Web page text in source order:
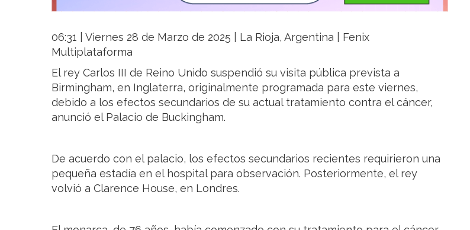
06:31 | Viernes 28 de Marzo de 2025 | La Rioja, Argentina | Fenix
Multiplataforma
El rey Carlos III de Reino Unido suspendió su visita pública prevista a
Birmingham, en Inglaterra, originalmente programada para este viernes,
debido a los efectos secundarios de su actual tratamiento contra el cáncer,
anunció el Palacio de Buckingham.
De acuerdo con el palacio, los efectos secundarios recientes requirieron una
pequeña estadía en el hospital para observación. Posteriormente, el rey
volvió a Clarence House, en Londres.